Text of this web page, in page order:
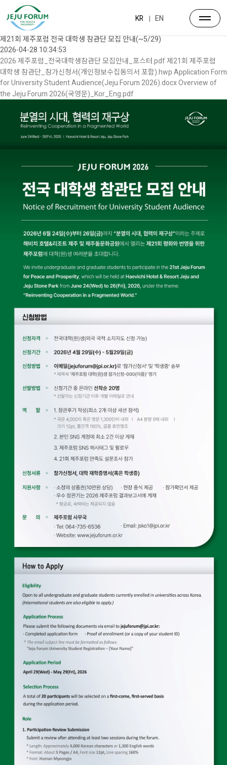
KR EN
뉴스·공지
포럼소식
공지사항
제21회 제주포럼 전국 대학생 참관단 모집 안내(~5/29)
2026-04-28 10:34:53
2026 제주포럼_전국대학생참관단 모집안내_포스터.pdf제21회 제주포럼
대학생 참관단_참가신청서(개인정보수집동의서 포함).hwpApplication Form
for University Student Audience(Jeju Forum 2026).docxOverview of
the Jeju Forum 2026(국영문)_Kor_Eng.pdf